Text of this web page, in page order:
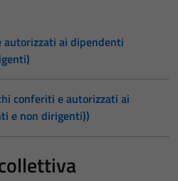
ai dipendenti
conferiti e autorizzati ai
e non dirigenti))